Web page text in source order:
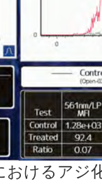
おけるアジ